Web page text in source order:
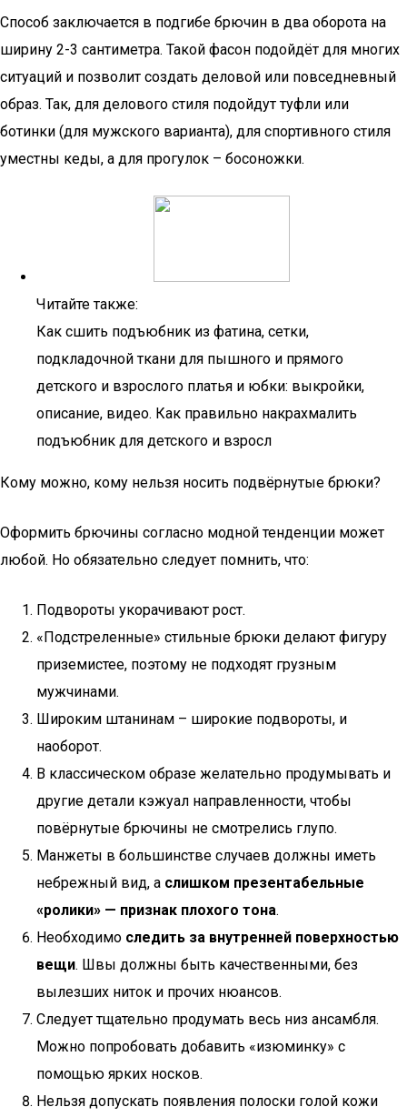
Способ заключается в подгибе брючин в два оборота на
ширину 2-3 сантиметра. Такой фасон подойдёт для многих
ситуаций и позволит создать деловой или повседневный
образ. Так, для делового стиля подойдут туфли или
ботинки (для мужского варианта), для спортивного стиля
уместны кеды, а для прогулок – босоножки.
Читайте также:
Как сшить подъюбник из фатина, сетки,
подкладочной ткани для пышного и прямого
детского и взрослого платья и юбки: выкройки,
описание, видео. Как правильно накрахмалить
подъюбник для детского и взросл
Кому можно, кому нельзя носить подвёрнутые брюки?
Оформить брючины согласно модной тенденции может
любой. Но обязательно следует помнить, что:
Подвороты укорачивают рост.
«Подстреленные» стильные брюки делают фигуру
приземистее, поэтому не подходят грузным
мужчинами.
Широким штанинам – широкие подвороты, и
наоборот.
В классическом образе желательно продумывать и
другие детали кэжуал направленности, чтобы
повёрнутые брючины не смотрелись глупо.
Манжеты в большинстве случаев должны иметь
небрежный вид, а слишком презентабельные
«ролики» — признак плохого тона.
Необходимо следить за внутренней поверхностью
вещи. Швы должны быть качественными, без
вылезших ниток и прочих нюансов.
Следует тщательно продумать весь низ ансамбля.
Можно попробовать добавить «изюминку» с
помощью ярких носков.
Нельзя допускать появления полоски голой кожи